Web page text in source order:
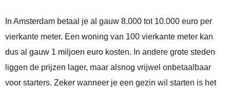
In Amsterdam betaal je al gauw 8.000 tot 10.000 euro per
vierkante meter. Een woning van 100 vierkante meter kan
dus al gauw 1 miljoen euro kosten. In andere grote steden
liggen de prijzen lager, maar alsnog vrijwel onbetaalbaar
voor starters. Zeker wanneer je een gezin wil starten is het